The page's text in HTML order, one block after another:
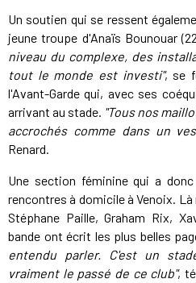
Un soutien qui se ressent
jeune troupe d'Anaïs Bounouar
niveau du complexe, des
tout le monde est investi", se
l'Avant-Garde qui, avec ses
arrivant au stade. "Tous nos
accrochés comme dans un
Renard.
Une section féminine qui a
rencontres à domicile à Venoix. Là
Stéphane Paille, Graham Rix,
bande ont écrit les plus belles
entendu parler. C'est un
vraiment le passé de ce club",